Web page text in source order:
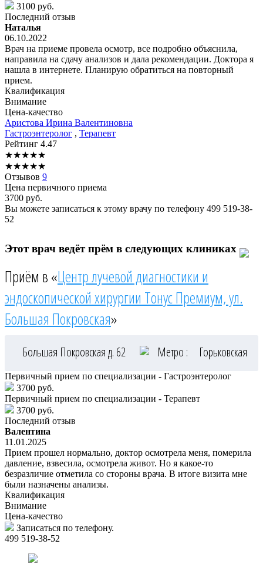
3100 руб.
Последний отзыв
Наталья
06.10.2022
Врач на приеме провела осмотр, все подробно объяснила,
направила на сдачу анализов и дала рекомендации. Доктора я
нашла в интернете. Планирую обратиться на повторный
прием.
Квалификация
Внимание
Цена-качество
Аристова Ирина Валентиновна
Гастроэнтеролог , Терапевт
Рейтинг 4.47
★★★★★
★★★★★
Отзывов 9
Цена первичного приема
3700 руб.
Вы можете записаться к этому врачу по телефону 499 519-38-
52
Этот врач ведёт прём в следующих клиниках
Приём в «Центр лучевой диагностики и
эндоскопической хирургии Тонус Премиум, ул.
Большая Покровская»
Большая Покровская д. 62 Метро : Горьковская
Первичный прием по специализации - Гастроэнтеролог
3700 руб.
Первичный прием по специализации - Терапевт
3700 руб.
Последний отзыв
Валентина
11.01.2025
Прием прошел нормально, доктор осмотрела меня, померила
давление, взвесила, осмотрела живот. Но я какое-то
безразличие отметила со стороны врача. В итоге визита мне
были назначены анализы.
Квалификация
Внимание
Цена-качество
Записаться по телефону.
499 519-38-52